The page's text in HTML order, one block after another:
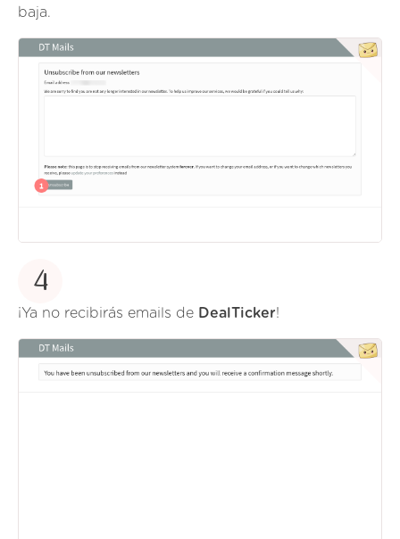
baja.
4
¡Ya no recibirás emails de DealTicker!